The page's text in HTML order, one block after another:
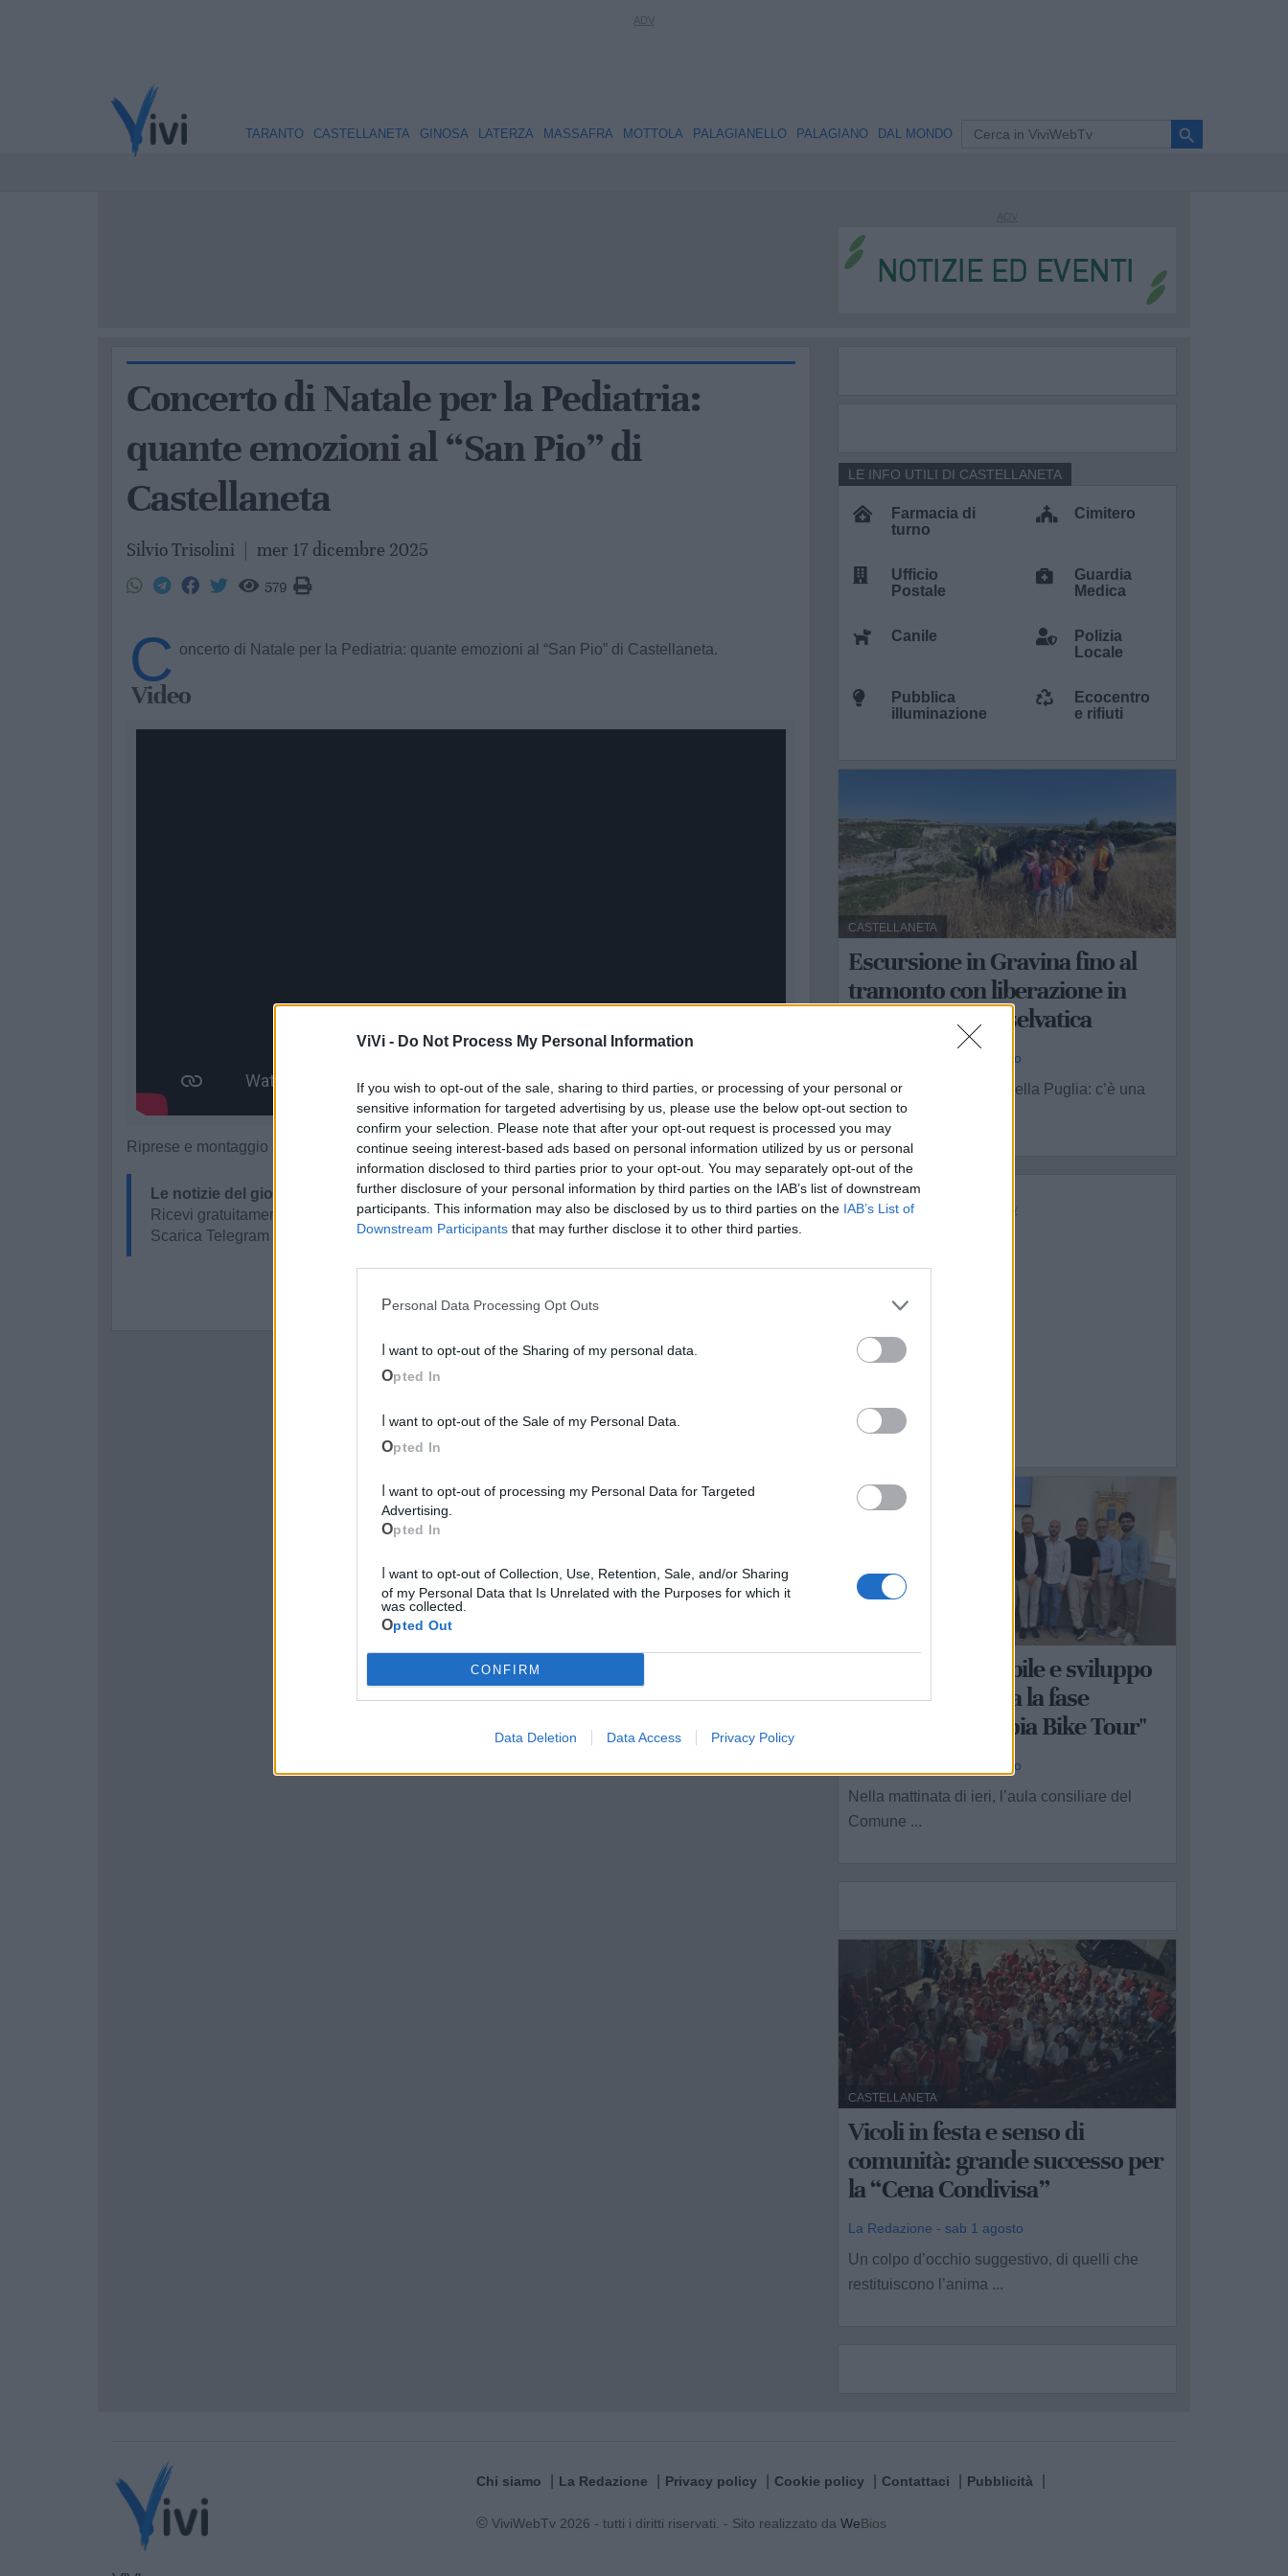
ViVi - Do Not Process My Personal Information
If you wish to opt-out of the sale, sharing to third parties, or processing of your personal or
sensitive information for targeted advertising by us, please use the below opt-out section to
confirm your selection. Please note that after your opt-out request is processed you may
continue seeing interest-based ads based on personal information utilized by us or personal
information disclosed to third parties prior to your opt-out. You may separately opt-out of the
further disclosure of your personal information by third parties on the IAB’s list of downstream
participants. This information may also be disclosed by us to third parties on the IAB’s List of
Downstream Participants that may further disclose it to other third parties.
Personal Data Processing Opt Outs
I want to opt-out of the Sharing of my personal data.
Opted In
I want to opt-out of the Sale of my Personal Data.
Opted In
Advertising.
Opted In
of my Personal Data that Is Unrelated with the Purposes for which it
was collected.
Opted Out
CONFIRM
Data Deletion Data Access Privacy Policy
TARANTO CASTELLANETA GINOSA LATERZA MASSAFRA MOTTOLA PALAGIANELLO PALAGIANO DAL MONDO search
Concerto di Natale per la Pediatria:
quante emozioni al “San Pio” di
Castellaneta
Silvio Trisolini mer 17 dicembre 2025
579
C oncerto di Natale per la Pediatria: quante emozioni al “San Pio” di Castellaneta.
Video
Riprese e montaggio a cura di Silvio Trisolini.
Le notizie del giorno sul tuo smartphone
Ricevi gratuitamente ogni giorno le notizie della tua città direttamente sul tuo smartphone.
Scarica Telegram e
Farmacia di
turno
Cimitero
Ufficio
Postale
Guardia
Medica
Canile
Polizia
Locale
Pubblica
illuminazione
Ecocentro
e rifiuti
LE INFO UTILI DI CASTELLANETA
CASTELLANETA
Escursione in Gravina fino al
tramonto con liberazione in
natura di fauna selvatica
La Redazione - ven 31 luglio
Un tramonto nel ventre della Puglia: c’è una
nuova escursione ...
Mobilità sostenibile e sviluppo
territoriale: al via la fase
operativa di "Appia Bike Tour"
La Redazione - ven 31 luglio
Nella mattinata di ieri, l’aula consiliare del
Comune ...
CASTELLANETA
Vicoli in festa e senso di
comunità: grande successo per
la “Cena Condivisa”
La Redazione - sab 1 agosto
Un colpo d’occhio suggestivo, di quelli che
restituiscono l’anima ...
Chi siamo La Redazione Privacy policy Cookie policy Contattaci Pubblicità
© ViviWebTv 2026 - tutti i diritti riservati. - Sito realizzato da WeBios